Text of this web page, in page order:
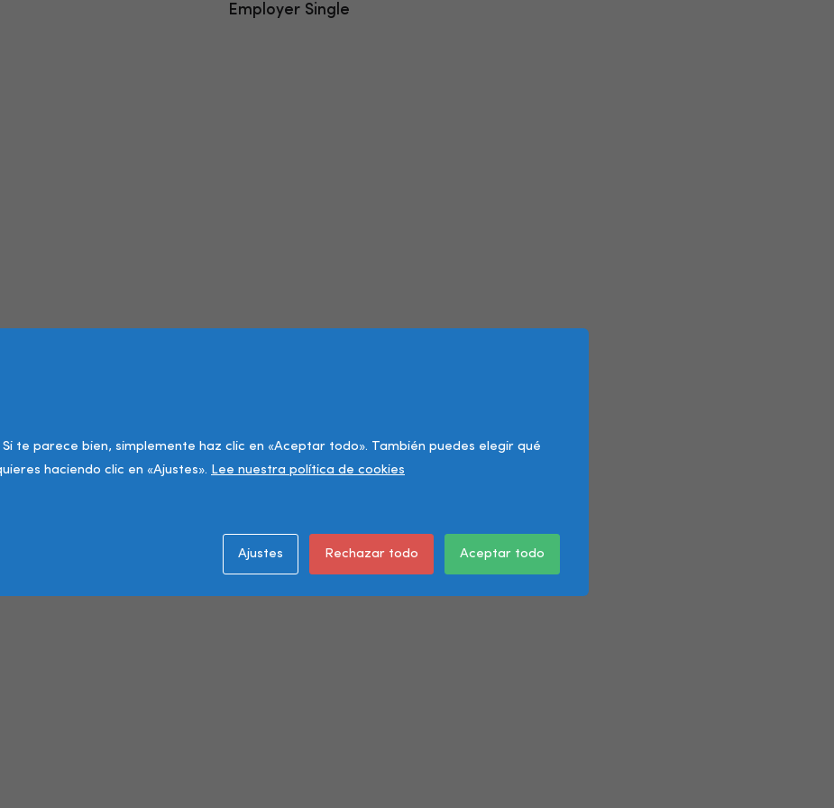
Employer Single
Si te parece bien, simplemente haz clic en «Aceptar todo». También puedes elegir qué
haciendo clic en «Ajustes». Lee nuestra política de cookies
Ajustes Rechazar todo Aceptar todo